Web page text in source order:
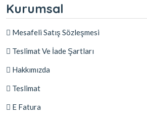
Kurumsal
Mesafeli Satış Sözleşmesi
Teslimat Ve İade Şartları
Hakkımızda
Teslimat
E Fatura